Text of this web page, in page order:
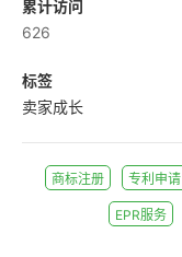
累计访问
626
标签
卖家成长
商标注册 专利申请
EPR服务